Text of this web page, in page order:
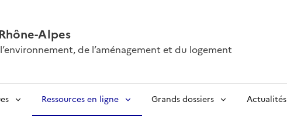
Alpes
de l’aménagement et du logement
Ressources en ligne Grands dossiers Actualités